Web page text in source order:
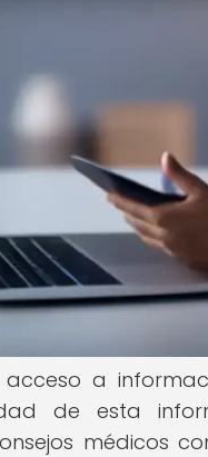
a
de esta
médicos